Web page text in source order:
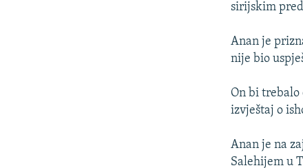
sirijskim
Anan je
nije bio
On bi trebalo
izvještaj o
Anan je na
Salehijem u